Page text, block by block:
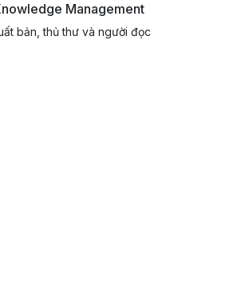
Management
bản, thủ thư và người đọc